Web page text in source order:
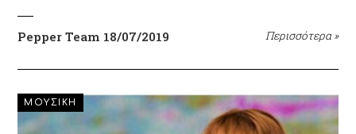
Pepper Team 18/07/2019 Περισσότερα »
ΜΟΥΣΙΚΗ